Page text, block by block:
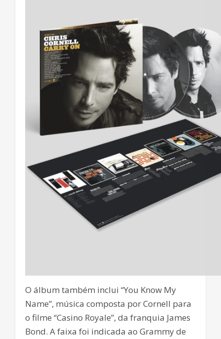
O álbum também inclui “You Know My
Name”, música composta por Cornell para
o filme “Casino Royale”, da franquia James
Bond. A faixa foi indicada ao Grammy de